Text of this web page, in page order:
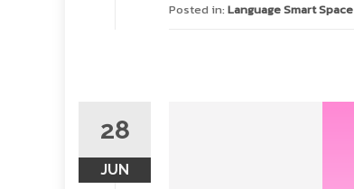
Posted in: Language Smart Space
28
JUN